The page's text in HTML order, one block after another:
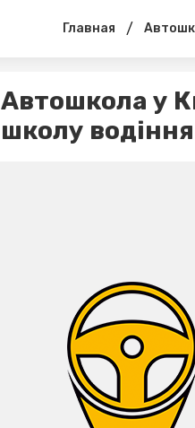
Главная /
Автошкола у
школу водіння